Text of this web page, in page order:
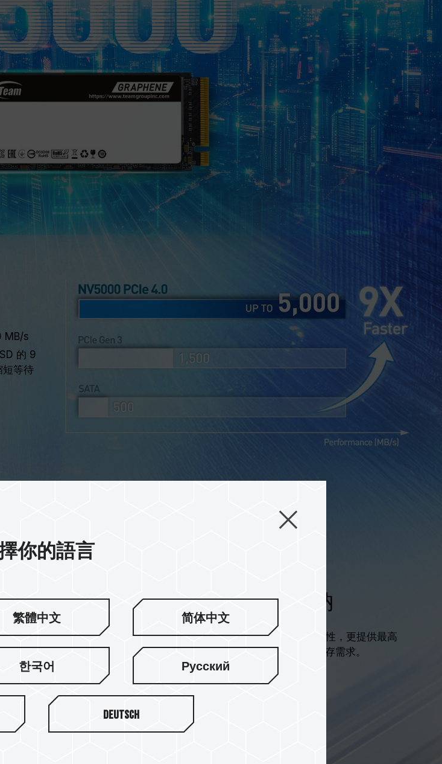
MB/s
的 9
短等待
2TB 儲存空間 海量資料輕鬆收納
採用先進的 3D NAND 快閃記憶體技術，不僅提升資料儲存穩定性，更提供最高
2TB 的大容量空間，輕鬆滿足高解析照片、影片及大型檔案的儲存需求。
你的語言
繁體中文 简体中文
한국어 Русский
Deutsch